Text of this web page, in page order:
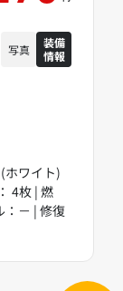
ホワイト)
4枚 | 燃
：－ | 修復
写真
装備
情報